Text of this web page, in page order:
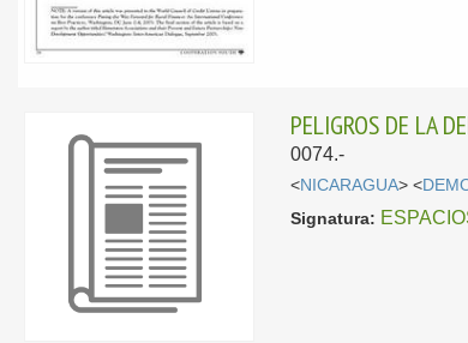
PELIGROS DE LA
0074.-
<NICARAGUA> <
Signatura: